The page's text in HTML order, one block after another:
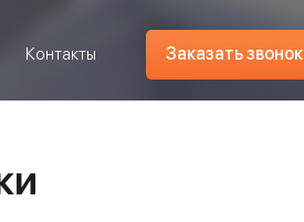
Контакты Заказать звонок